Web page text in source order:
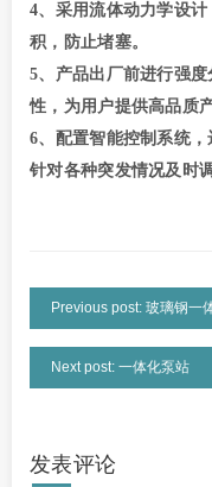
4、采用流体动力学设
积，防止堵塞。
5、产品出厂前进行强
性，为用户提供高品质产
6、配置智能控制系统
针对各种突发情况及时
Previous post: 玻璃钢一
Next post: 一体化泵站
发表评论